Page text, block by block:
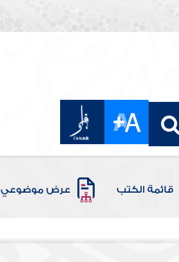
قائمة الكتب عرض موضوعي